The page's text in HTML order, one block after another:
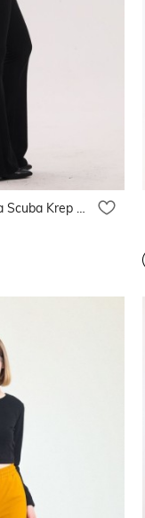
Halka Zincirli İspanyol Paça Scuba Krep Pantolon